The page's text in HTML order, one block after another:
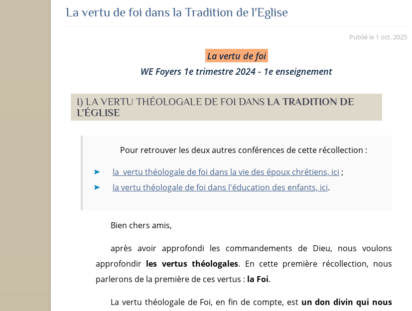
La vertu de foi dans la Tradition de l'Eglise
Publié le 1 oct. 2025
La vertu de foi
WE Foyers 1e trimestre 2024 - 1e enseignement
I) LA VERTU THÉOLOGALE DE FOI DANS LA TRADITION DE
L’ÉGLISE
Pour retrouver les deux autres conférences de cette récollection :
la vertu théologale de foi dans la vie des époux chrétiens, ici ;
la vertu théologale de foi dans l'éducation des enfants, ici.
Bien chers amis,
après avoir approfondi les commandements de Dieu, nous voulons
approfondir les vertus théologales. En cette première récollection, nous
parlerons de la première de ces vertus : la Foi.
La vertu théologale de Foi, en fin de compte, est un don divin qui nous